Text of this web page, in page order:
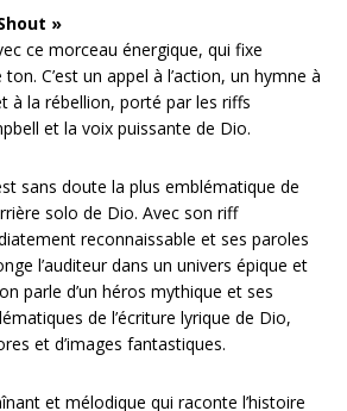
»
ce morceau énergique, qui fixe
C’est un appel à l’action, un hymne à
à la rébellion, porté par les riffs
et la voix puissante de Dio.
sans doute la plus emblématique de
solo de Dio. Avec son riff
reconnaissable et ses paroles
l’auditeur dans un univers épique et
parle d’un héros mythique et ses
de l’écriture lyrique de Dio,
et d’images fantastiques.
et mélodique qui raconte l’histoire